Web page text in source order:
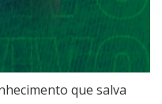
que salva